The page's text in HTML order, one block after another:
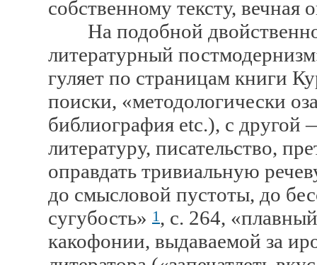
собственному тексту, вечная
На подобной
литературный
гуляет по страницам книги
поиски, «методологически
библиография etc.), с другой
литературу, писательство,
оправдать тривиальную
до смысловой пустоты, до
сугубость» 1, с. 264,
какофонии, выдаваемой за